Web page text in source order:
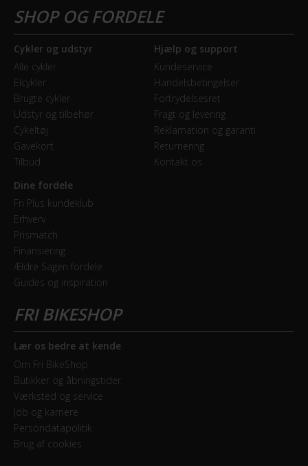
Bagbremse
Mekanisk fælgbremse
Forbremse
Mekanisk fælgbremse
GEAR
Indvendige gear
Samlet antal gear
1
Styrlås
Nej
STEL
Forgaffel
, Fast
Cykler og udstyr
Alle cykler
Elcykler
Brugte cykler
Udstyr og tilbehør
Cykeltøj
Gavekort
Tilbud
Hjælp og support
Kundeservice
Handelsbetingelser
Fortrydelsesret
Fragt og levering
Reklamation og garanti
Returnering
Kontakt os
Dine fordele
Fri Plus kundeklub
Erhverv
Prismatch
Finansiering
Ældre Sagen fordele
Guides og inspiration
Lær os bedre at kende
Om Fri BikeShop
Butikker og åbningstider
Værksted og service
Job og karriere
Persondatapolitik
Brug af cookies